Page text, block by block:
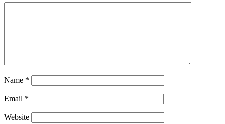
Name *
Email *
Website